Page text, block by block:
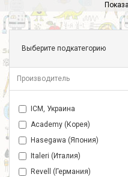
Выберите подкатегорию
Производитель
ICM, Украина
Academy (Корея)
Hasegawa (Япония)
Italeri (Италия)
Revell (Германия)